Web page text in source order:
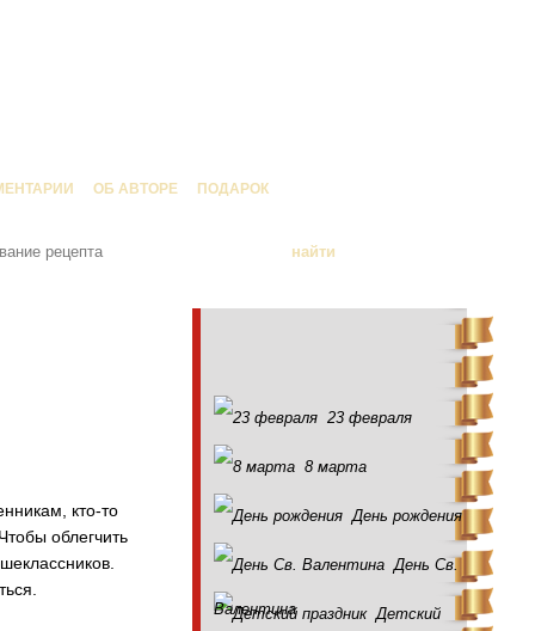
ОБ АВТОРЕ ПОДАРОК
кто-то
облегчить
23 февраля
8 марта
День рождения
День Св.
Валентина Детский